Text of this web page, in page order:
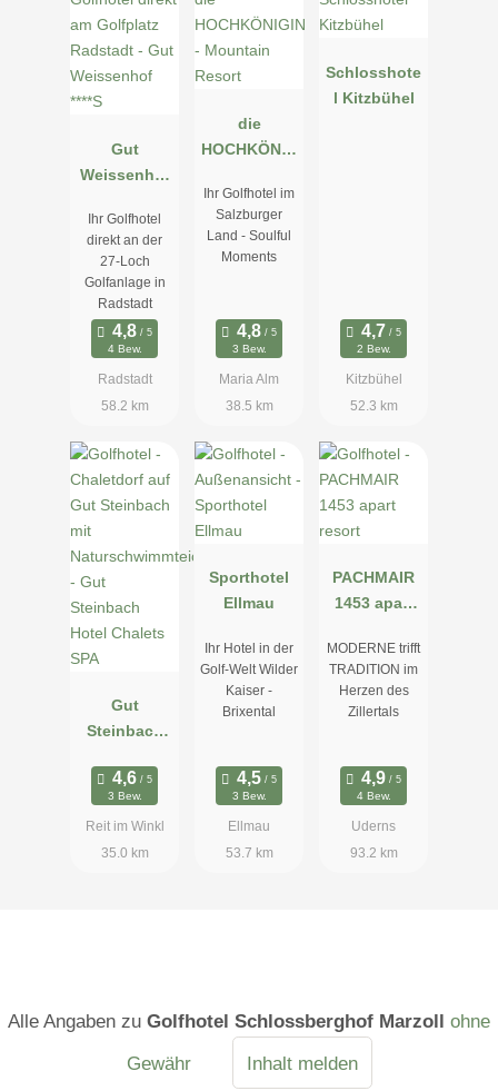
Gut
Weissenhof
Ihr Golfhotel
direkt an der
27-Loch
Golfanlage in
Radstadt
4 Bew.
Radstadt
58.2 km
die
HOCHKÖNIG
Mountain
Resort
Ihr Golfhotel im
Salzburger
Land - Soulful
Moments
3 Bew.
Maria Alm
38.5 km
Schlosshote
l Kitzbühel
2 Bew.
Kitzbühel
52.3 km
Gut
Steinbach
Chalets SPA
3 Bew.
Reit im Winkl
35.0 km
Sporthotel
Ellmau
Ihr Hotel in der
Golf-Welt Wilder
Kaiser -
Brixental
3 Bew.
Ellmau
53.7 km
PACHMAIR
1453 apart
MODERNE trifft
TRADITION im
Herzen des
Zillertals
4 Bew.
Uderns
93.2 km
Alle Angaben zuGolfhotel Schlossberghof Marzoll ohne
Gewähr
Inhalt melden